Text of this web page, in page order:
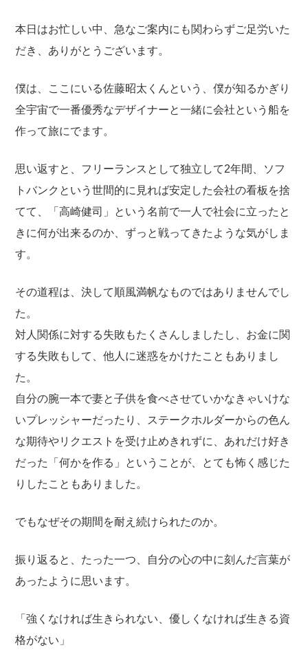
本日はお忙しい中、急なご案内にも関わらずご足労いた
だき、ありがとうございます。
僕は、ここにいる佐藤昭太くんという、僕が知るかぎり
全宇宙で一番優秀なデザイナーと一緒に会社という船を
作って旅にでます。
思い返すと、フリーランスとして独立して2年間、ソフ
トバンクという世間的に見れば安定した会社の看板を捨
てて、「高崎健司」という名前で一人で社会に立ったと
きに何が出来るのか、ずっと戦ってきたような気がしま
す。
その道程は、決して順風満帆なものではありませんでし
た。
対人関係に対する失敗もたくさんしましたし、お金に関
する失敗もして、他人に迷惑をかけたこともありまし
た。
自分の腕一本で妻と子供を食べさせていかなきゃいけな
いプレッシャーだったり、ステークホルダーからの色ん
な期待やリクエストを受け止めきれずに、あれだけ好き
だった「何かを作る」ということが、とても怖く感じた
りしたこともありました。
でもなぜその期間を耐え続けられたのか。
振り返ると、たった一つ、自分の心の中に刻んだ言葉が
あったように思います。
「強くなければ生きられない、優しくなければ生きる資
格がない」